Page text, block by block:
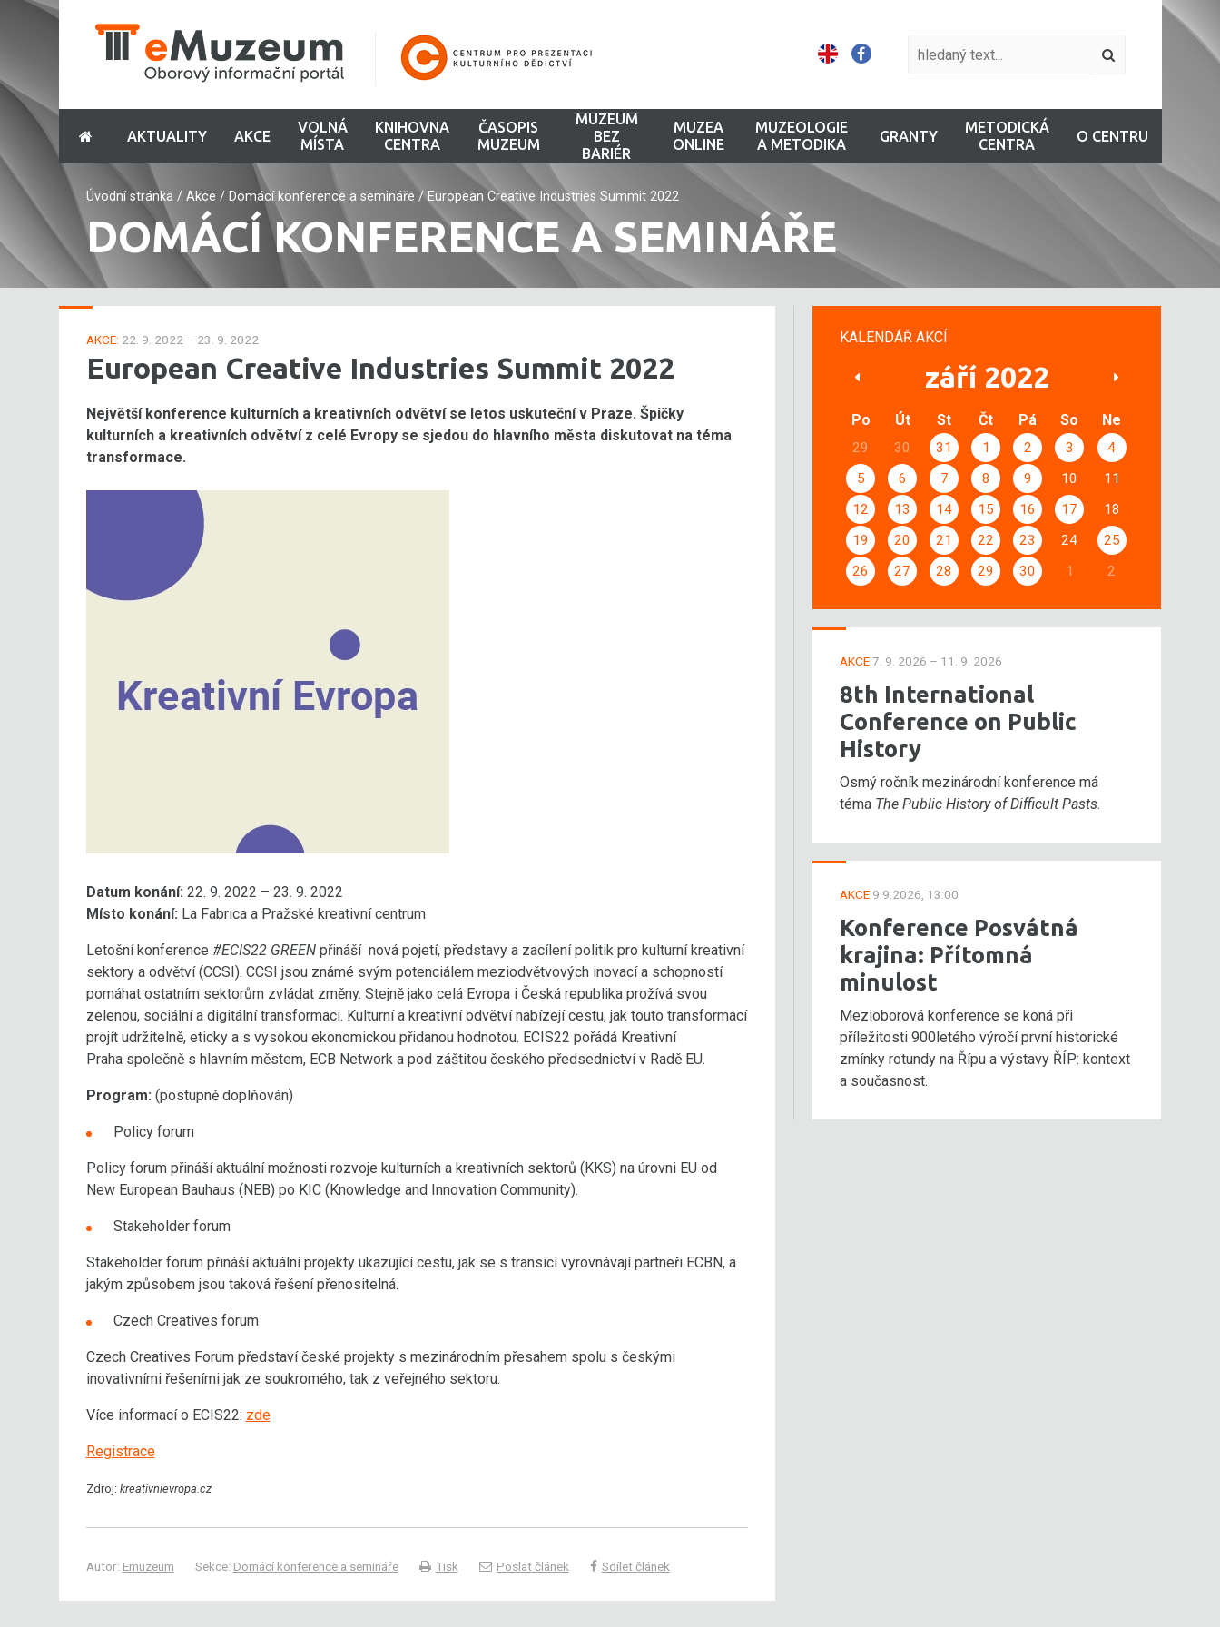
AKTUALITY AKCE
VOLNÁ
MÍSTA
KNIHOVNA
CENTRA
ČASOPIS
MUZEUM
MUZEUM
BEZ
BARIÉR
MUZEA
ONLINE
MUZEOLOGIE
A METODIKA
GRANTY
METODICKÁ
CENTRA
O CENTRU
Úvodní stránka/ Akce / Domácí konference a semináře / European Creative Industries Summit 2022
DOMÁCÍ KONFERENCE A SEMINÁŘE
AKCE: 22. 9. 2022 – 23. 9. 2022
European Creative Industries Summit 2022
Největší konference kulturních a kreativních odvětví se letos uskuteční v Praze. Špičky
kulturních a kreativních odvětví z celé Evropy se sjedou do hlavního města diskutovat na téma
transformace.
Datum konání: 22. 9. 2022 – 23. 9. 2022
Místo konání: La Fabrica a Pražské kreativní centrum
Letošní konference #ECIS22 GREENpřináší nová pojetí, představy a zacílení politik pro kulturní kreativní
sektory a odvětví (CCSI). CCSI jsou známé svým potenciálem meziodvětvových inovací a schopností
pomáhat ostatním sektorům zvládat změny. Stejně jako celá Evropa i Česká republika prožívá svou
zelenou, sociální a digitální transformaci. Kulturní a kreativní odvětví nabízejí cestu, jak touto transformací
projít udržitelně, eticky a s vysokou ekonomickou přidanou hodnotou. ECIS22 pořádá Kreativní
Praha společně s hlavním městem, ECB Network a pod záštitou českého předsednictví v Radě EU.
Program: (postupně doplňován)
Policy forum
Policy forum přináší aktuální možnosti rozvoje kulturních a kreativních sektorů (KKS) na úrovni EU od
New European Bauhaus (NEB) po KIC (Knowledge and Innovation Community).
Stakeholder forum
Stakeholder forum přináší aktuální projekty ukazující cestu, jak se s transicí vyrovnávají partneři ECBN, a
jakým způsobem jsou taková řešení přenositelná.
Czech Creatives forum
Czech Creatives Forum představí české projekty s mezinárodním přesahem spolu s českými
inovativními řešeními jak ze soukromého, tak z veřejného sektoru.
Více informací o ECIS22: zde
Registrace
Zdroj: kreativnievropa.cz
Autor: Emuzeum Sekce: Domácí konference a semináře Tisk Poslat článek Sdílet článek
KALENDÁŘ AKCÍ
září 2022
Po Út St Čt Pá So Ne
29 30 31 1 2 3
4
5
6 7 8 9 10
11
12
13 14 15 16 17
18
19
20 21 22 23 24
25
26
27 28 29 30 1 2
AKCE7. 9. 2026 – 11. 9. 2026
8th International
Conference on Public
History
Osmý ročník mezinárodní konference má
téma The Public History of Difficult Pasts.
AKCE 9.9.2026, 13:00
Konference Posvátná
krajina: Přítomná
minulost
Mezioborová konference se koná při
příležitosti 900letého výročí první historické
zmínky rotundy na Řípu a výstavy ŘÍP: kontext
a současnost.